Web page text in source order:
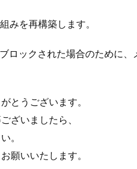
を再構築します。
ックされた場合のために、
とうございます。
ざいましたら、
。
願いいたします。